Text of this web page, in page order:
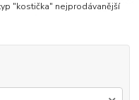
"kostička" nejprodávanější